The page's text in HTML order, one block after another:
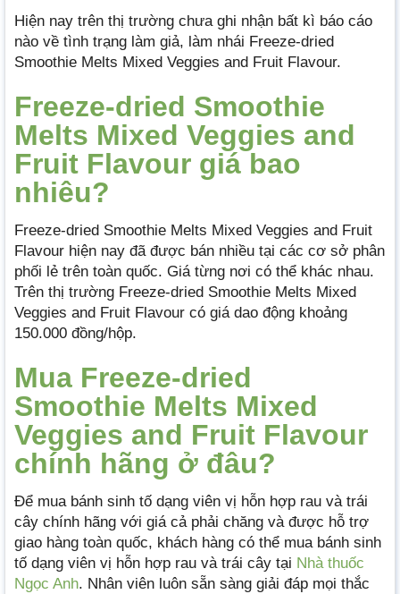
Hiện nay trên thị trường chưa ghi nhận bất kì báo cáo
nào về tình trạng làm giả, làm nhái Freeze-dried
Smoothie Melts Mixed Veggies and Fruit Flavour.
Freeze-dried Smoothie
Melts Mixed Veggies and
Fruit Flavour giá bao
nhiêu?
Freeze-dried Smoothie Melts Mixed Veggies and Fruit
Flavour hiện nay đã được bán nhiều tại các cơ sở phân
phối lẻ trên toàn quốc. Giá từng nơi có thể khác nhau.
Trên thị trường Freeze-dried Smoothie Melts Mixed
Veggies and Fruit Flavour có giá dao động khoảng
150.000 đồng/hộp.
Mua Freeze-dried
Smoothie Melts Mixed
Veggies and Fruit Flavour
chính hãng ở đâu?
Để mua bánh sinh tố dạng viên vị hỗn hợp rau và trái
cây chính hãng với giá cả phải chăng và được hỗ trợ
giao hàng toàn quốc, khách hàng có thể mua bánh sinh
tố dạng viên vị hỗn hợp rau và trái cây tại Nhà thuốc
Ngọc Anh. Nhân viên luôn sẵn sàng giải đáp mọi thắc